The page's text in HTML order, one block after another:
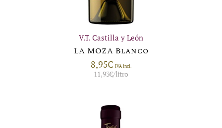
V.T. Castilla y León
LA MOZA Blanco
8,95€ IVA incl.
11,93€/litro